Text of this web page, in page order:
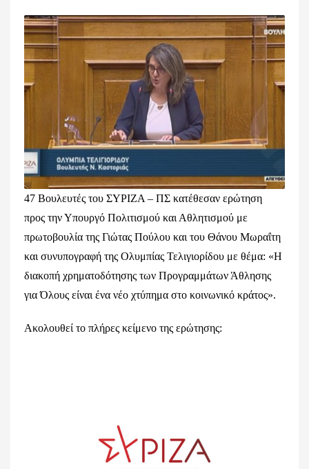
47 Βουλευτές του ΣΥΡΙΖΑ – ΠΣ κατέθεσαν ερώτηση
προς την Υπουργό Πολιτισμού και Αθλητισμού με
πρωτοβουλία της Γιώτας Πούλου και του Θάνου Μωραΐτη
και συνυπογραφή της Ολυμπίας Τελιγιορίδου με θέμα: «Η
διακοπή χρηματοδότησης των Προγραμμάτων Άθλησης
για Όλους είναι ένα νέο χτύπημα στο κοινωνικό κράτος».
Ακολουθεί το πλήρες κείμενο της ερώτησης: